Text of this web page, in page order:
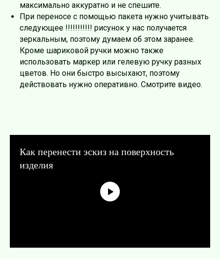
максимально аккуратно и не спешите.
При переносе с помощью пакета нужно учитывать
следующее !!!!!!!!!!! рисунок у нас получается
зеркальным, поэтому думаем об этом заранее.
Кроме шариковой ручки можно также
использовать маркер или гелевую ручку разных
цветов. Но они быстро высыхают, поэтому
действовать нужно оперативно. Смотрите видео.
Как перенести эскиз на поверхность
изделия